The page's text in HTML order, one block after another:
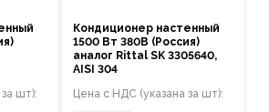
шт):
Кондиционер настенный
1500 Вт 380В (Россия)
аналог Rittal SK 3305640,
AISI 304
Цена с НДС (указана за шт):